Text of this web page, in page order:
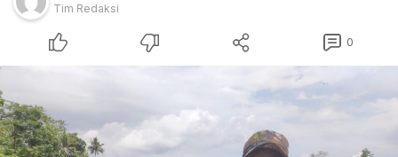
Tim Redaksi
0